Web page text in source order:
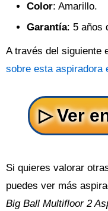
Color: Amarillo.
Garantía: 5 años
A través del siguiente
sobre esta aspiradora
Si quieres valorar
puedes ver más
Big Ball Multifloor 2